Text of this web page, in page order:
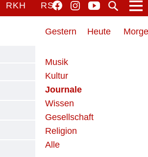
RKH RSO
Gestern Heute
Musik
Kultur
Journale
Wissen
Gesellschaft
Religion
Alle